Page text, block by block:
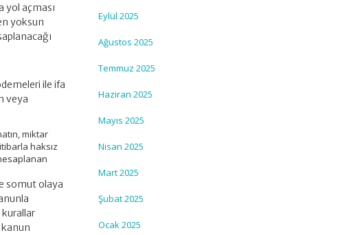
yol açması
yoksun
ile ifa
veya
miktar
haksız
somut olaya
kanun
Eylül 2025
Ağustos 2025
Temmuz 2025
Haziran 2025
Mayıs 2025
Nisan 2025
Mart 2025
Şubat 2025
Ocak 2025